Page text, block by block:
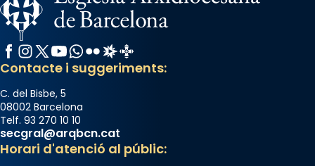
Facebook
Instagram
X / Twitter
YouTube
WhatsApp
FlickrRadio Estel
Catalunya Cristiana
Contacte i suggeriments:
C. del Bisbe, 5
08002 Barcelona
Telf. 93 270 10 10
secgral@arqbcn.cat
Horari d'atenció al públic: